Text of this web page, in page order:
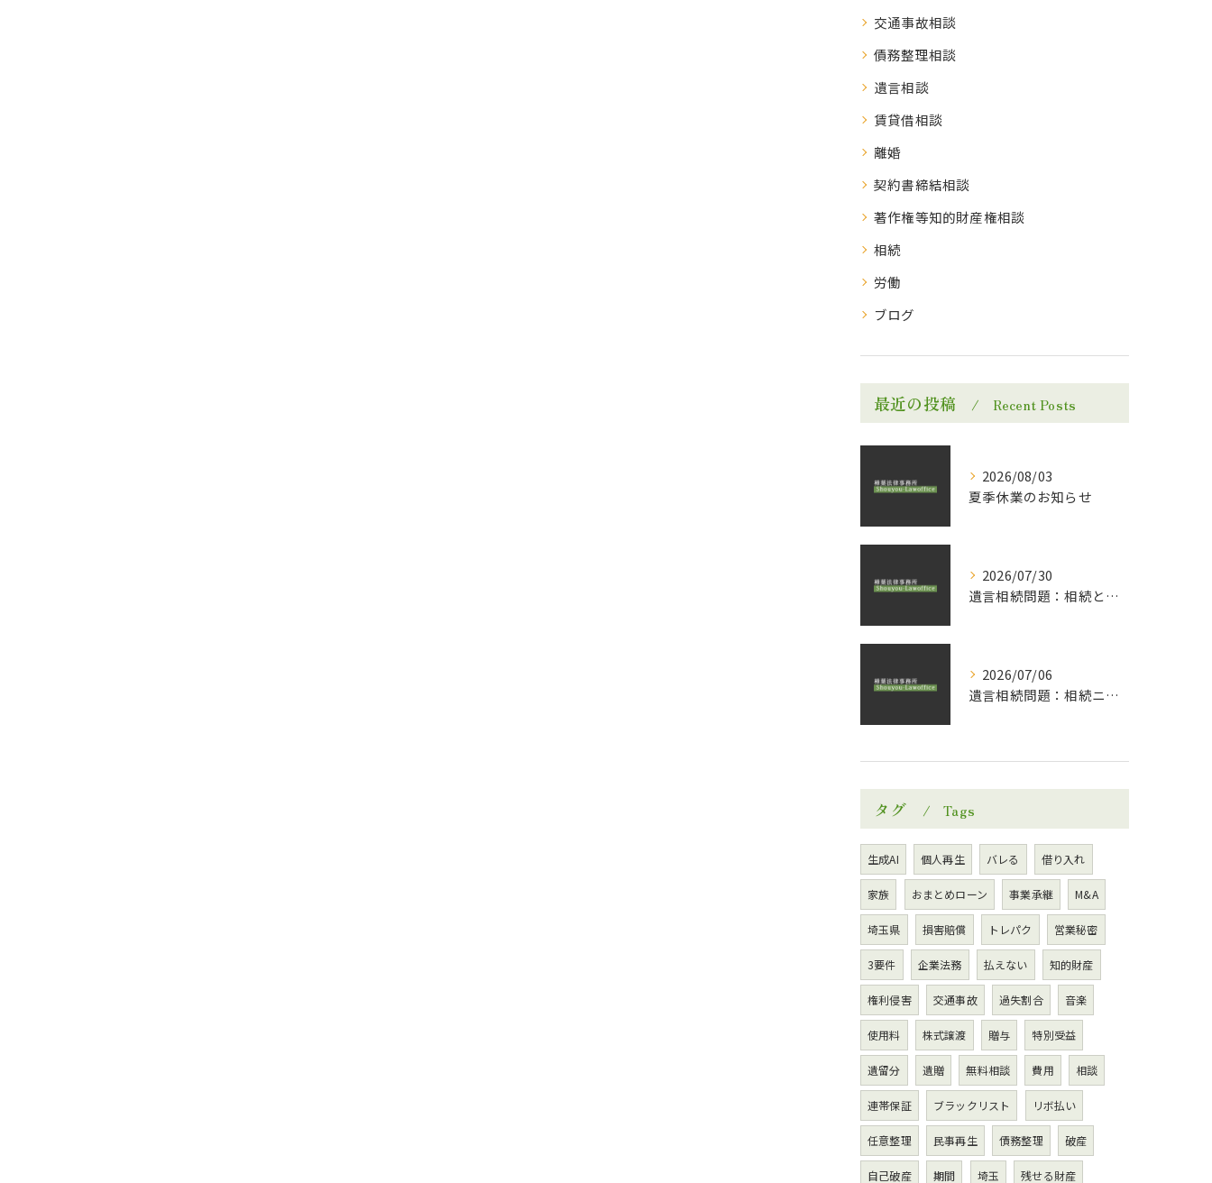
交通事故相談
債務整理相談
遺言相談
賃貸借相談
離婚
契約書締結相談
著作権等知的財産権相談
相続
労働
ブログ
最近の投稿 Recent Posts
2026/08/03
夏季休業のお知らせ
2026/07/30
遺言相続問題：相続と贈与についてのランディングページ公開のお知らせ
2026/07/06
遺言相続問題：相続ニュース
タグ Tags
生成AI 個人再生 バレる 借り入れ
家族 おまとめローン 事業承継 M&A
埼玉県 損害賠償 トレパク 営業秘密
3要件 企業法務 払えない 知的財産
権利侵害 交通事故 過失割合 音楽
使用料 株式譲渡 贈与 特別受益
遺留分 遺贈 無料相談 費用 相談
連帯保証 ブラックリスト リボ払い
任意整理 民事再生 債務整理 破産
自己破産 期間 埼玉 残せる財産